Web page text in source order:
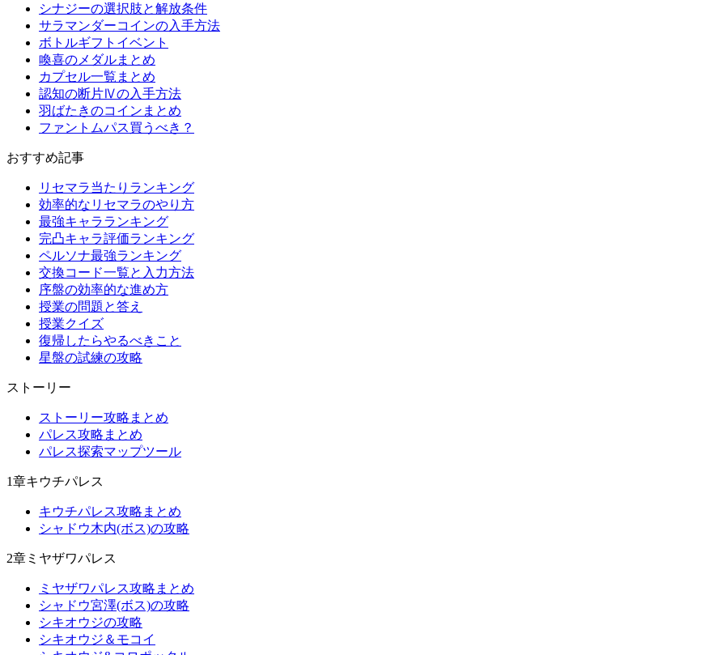
シナジーの選択肢と解放条件
サラマンダーコインの入手方法
ボトルギフトイベント
喚喜のメダルまとめ
カプセル一覧まとめ
認知の断片Ⅳの入手方法
羽ばたきのコインまとめ
ファントムパス買うべき？
おすすめ記事
リセマラ当たりランキング
効率的なリセマラのやり方
最強キャラランキング
完凸キャラ評価ランキング
ペルソナ最強ランキング
交換コード一覧と入力方法
序盤の効率的な進め方
授業の問題と答え
授業クイズ
復帰したらやるべきこと
星盤の試練の攻略
ストーリー
ストーリー攻略まとめ
パレス攻略まとめ
パレス探索マップツール
1章キウチパレス
キウチパレス攻略まとめ
シャドウ木内(ボス)の攻略
2章ミヤザワパレス
ミヤザワパレス攻略まとめ
シャドウ宮澤(ボス)の攻略
シキオウジの攻略
シキオウジ＆モコイ